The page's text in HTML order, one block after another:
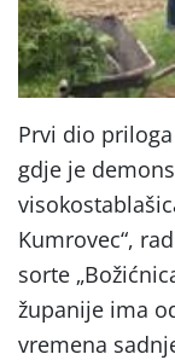
Prvi dio
gdje je
Kumrovec“,
sorte
županije ima
vremena